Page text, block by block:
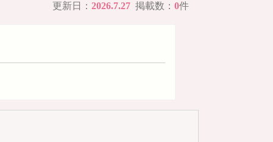
更新日： 2026.7.27 掲載数： 0件